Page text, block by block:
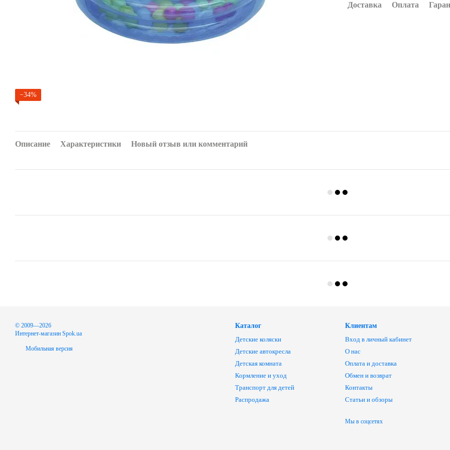
−34%
Доставка Оплата
Описание Характеристики Новый отзыв или комментарий
© 2009—2026
Интернет-магазин Spok.ua
Мобильная версия
Каталог
Детские коляски
Детские автокресла
Детская комната
Кормление и уход
Транспорт для детей
Распродажа
Клиентам
Вход в личный кабинет
О нас
Оплата и доставка
Обмен и возврат
Контакты
Статьи и обзоры
Мы в соцсетях